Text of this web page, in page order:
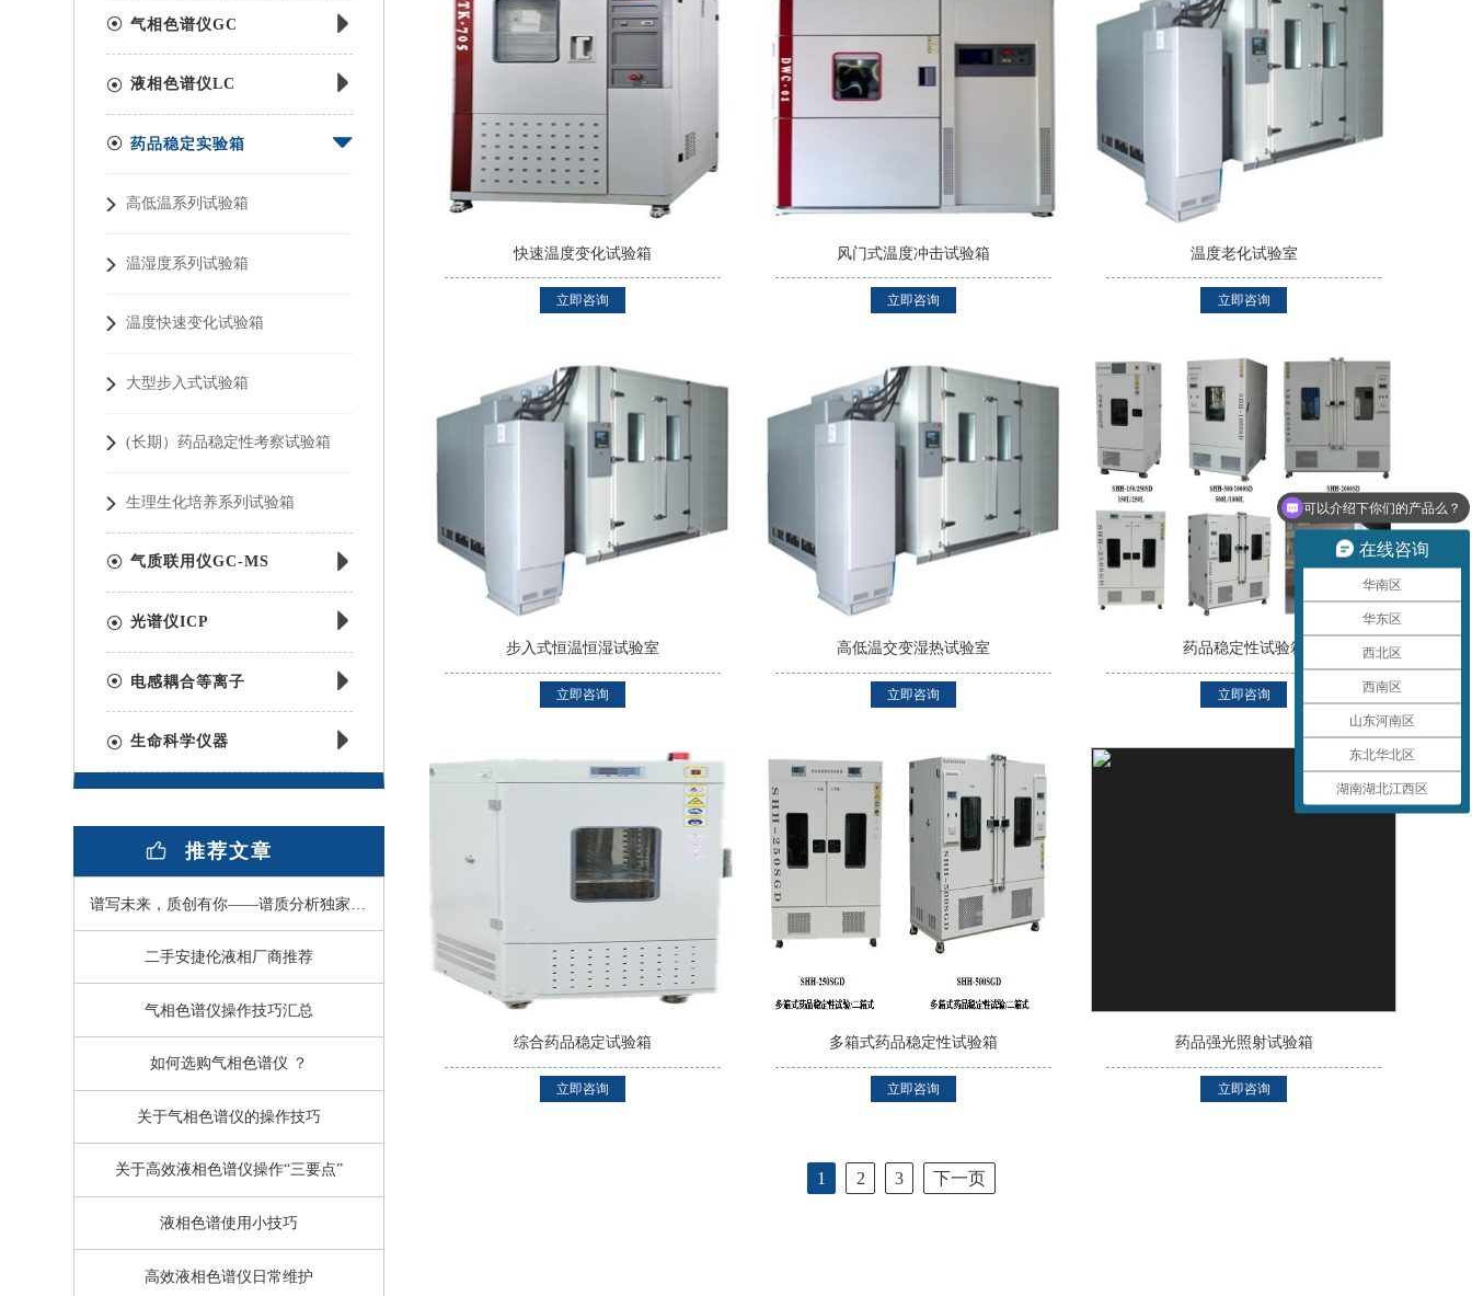
气相色谱仪GC
液相色谱仪LC
药品稳定实验箱
高低温系列试验箱
温湿度系列试验箱
温度快速变化试验箱
大型步入式试验箱
(长期）药品稳定性考察试验箱
生理生化培养系列试验箱
气质联用仪GC-MS
光谱仪ICP
电感耦合等离子
生命科学仪器
推荐文章
二手安捷伦液相厂商推荐
气相色谱仪操作技巧汇总
如何选购气相色谱仪 ？
关于气相色谱仪的操作技巧
关于高效液相色谱仪操作“三要点”
液相色谱使用小技巧
高效液相色谱仪日常维护
快速温度变化试验箱
立即咨询
风门式温度冲击试验箱
立即咨询
温度老化试验室
立即咨询
步入式恒温恒湿试验室
立即咨询
高低温交变湿热试验室
立即咨询
药品稳定性试验箱
立即咨询
综合药品稳定试验箱
立即咨询
多箱式药品稳定性试验箱
立即咨询
药品强光照射试验箱
立即咨询
1 2 3 下一页
在线咨询
华南区
华东区
西北区
西南区
山东河南区
东北华北区
湖南湖北江西区
可以介绍下你们的产品么？